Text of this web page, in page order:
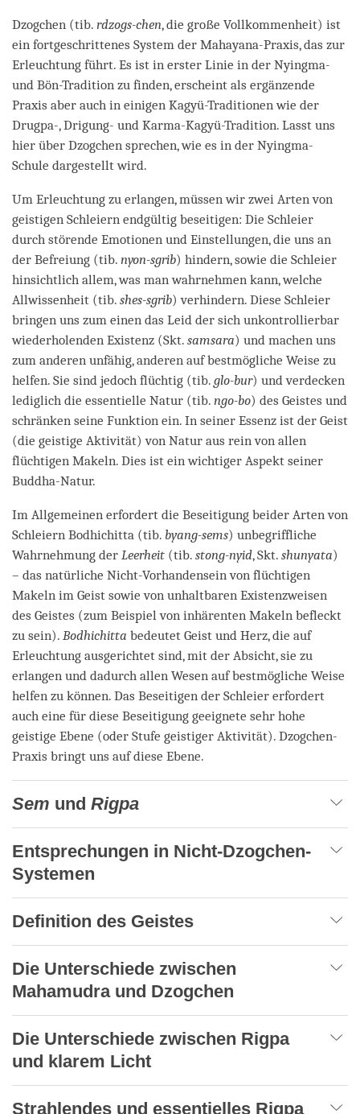
Dzogchen (tib. rdzogs-chen, die große Vollkommenheit) ist
ein fortgeschrittenes System der Mahayana-Praxis, das zur
Erleuchtung führt. Es ist in erster Linie in der Nyingma-
und Bön-Tradition zu finden, erscheint als ergänzende
Praxis aber auch in einigen Kagyü-Traditionen wie der
Drugpa-, Drigung- und Karma-Kagyü-Tradition. Lasst uns
hier über Dzogchen sprechen, wie es in der Nyingma-
Schule dargestellt wird.
Um Erleuchtung zu erlangen, müssen wir zwei Arten von
geistigen Schleiern endgültig beseitigen: Die Schleier
durch störende Emotionen und Einstellungen, die uns an
der Befreiung (tib. nyon-sgrib) hindern, sowie die Schleier
hinsichtlich allem, was man wahrnehmen kann, welche
Allwissenheit (tib. shes-sgrib) verhindern. Diese Schleier
bringen uns zum einen das Leid der sich unkontrollierbar
wiederholenden Existenz (Skt. samsara) und machen uns
zum anderen unfähig, anderen auf bestmögliche Weise zu
helfen. Sie sind jedoch flüchtig (tib. glo-bur) und verdecken
lediglich die essentielle Natur (tib. ngo-bo) des Geistes und
schränken seine Funktion ein. In seiner Essenz ist der Geist
(die geistige Aktivität) von Natur aus rein von allen
flüchtigen Makeln. Dies ist ein wichtiger Aspekt seiner
Buddha-Natur.
Im Allgemeinen erfordert die Beseitigung beider Arten von
Schleiern Bodhichitta (tib. byang-sems) unbegriffliche
Wahrnehmung der Leerheit (tib. stong-nyid, Skt. shunyata)
– das natürliche Nicht-Vorhandensein von flüchtigen
Makeln im Geist sowie von unhaltbaren Existenzweisen
des Geistes (zum Beispiel von inhärenten Makeln befleckt
zu sein). Bodhichitta bedeutet Geist und Herz, die auf
Erleuchtung ausgerichtet sind, mit der Absicht, sie zu
erlangen und dadurch allen Wesen auf bestmögliche Weise
helfen zu können. Das Beseitigen der Schleier erfordert
auch eine für diese Beseitigung geeignete sehr hohe
geistige Ebene (oder Stufe geistiger Aktivität). Dzogchen-
Praxis bringt uns auf diese Ebene.
Sem und Rigpa
Entsprechungen in Nicht-Dzogchen-
Systemen
Definition des Geistes
Die Unterschiede zwischen
Mahamudra und Dzogchen
Die Unterschiede zwischen Rigpa
und klarem Licht
Strahlendes und essentielles Rigpa